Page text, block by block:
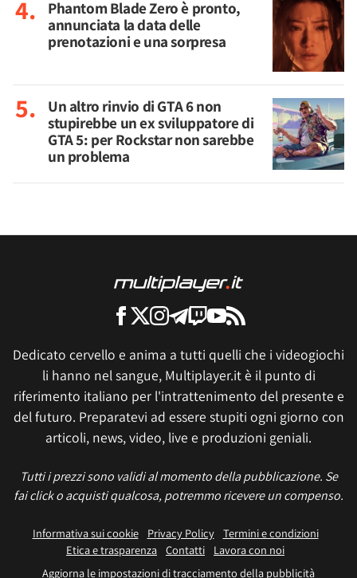
Phantom Blade Zero è pronto,
annunciata la data delle
prenotazioni e una sorpresa
Un altro rinvio di GTA 6 non
stupirebbe un ex sviluppatore di
GTA 5: per Rockstar non sarebbe
un problema
Dedicato cervello e anima a tutti quelli che i videogiochi
li hanno nel sangue, Multiplayer.it è il punto di
riferimento italiano per l'intrattenimento del presente e
del futuro. Preparatevi ad essere stupiti ogni giorno con
articoli, news, video, live e produzioni geniali.
Tutti i prezzi sono validi al momento della pubblicazione. Se
fai click o acquisti qualcosa, potremmo ricevere un compenso.
Informativa sui cookie Privacy Policy
Termini e condizioni
Etica e trasparenza Contatti
Lavora con noi
Aggiorna le impostazioni di tracciamento della pubblicità